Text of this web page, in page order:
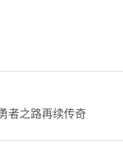
者之路再续传奇